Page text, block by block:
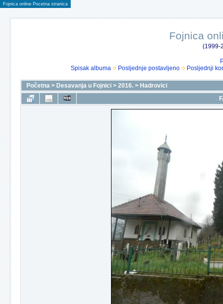
Fojnica online Pocetna stranica
Fojnica
(1999-
Spisak albuma
Posljednje postavljeno Posljednji
Početna > Desavanja u Fojnici > 2016. > Hadrovici